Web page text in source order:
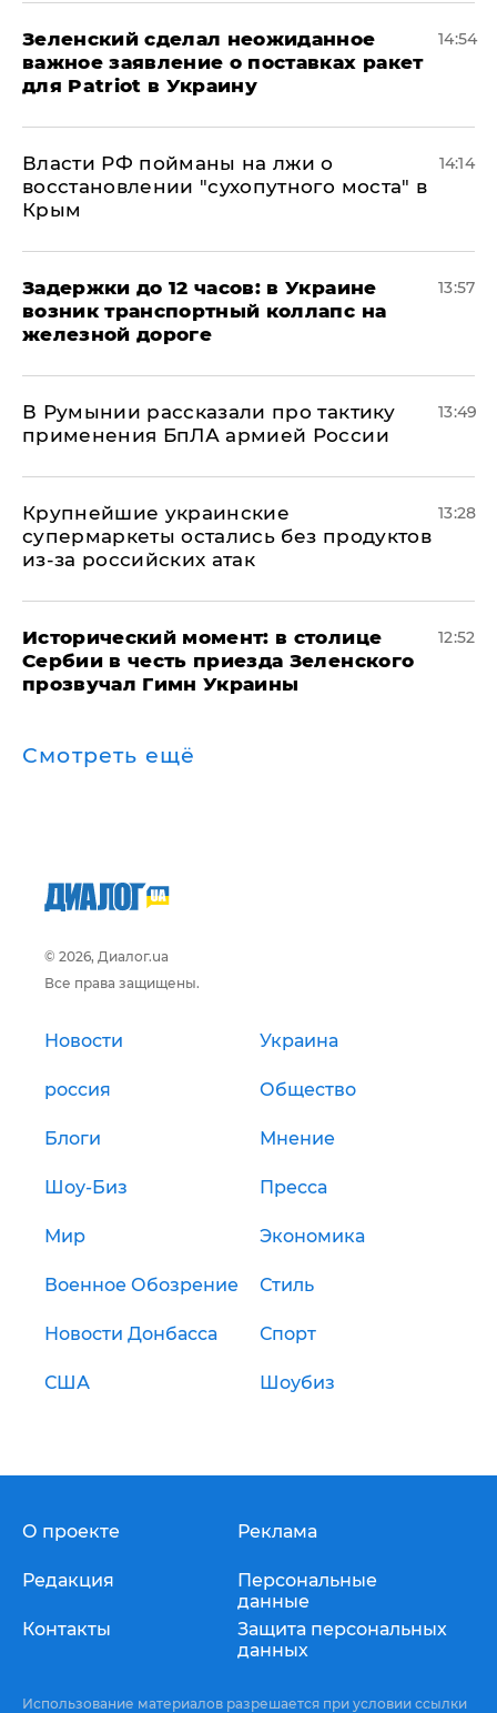
Зеленский сделал неожиданное
важное заявление о поставках ракет
для Patriot в Украину
14:54
Власти РФ пойманы на лжи о
восстановлении "сухопутного моста" в
Крым
14:14
Задержки до 12 часов: в Украине
возник транспортный коллапс на
железной дороге
13:57
В Румынии рассказали про тактику
применения БпЛА армией России
13:49
Крупнейшие украинские
супермаркеты остались без продуктов
из-за российских атак
13:28
Исторический момент: в столице
Сербии в честь приезда Зеленского
прозвучал Гимн Украины
12:52
Смотреть ещё
© 2026, Диалог.ua
Все права защищены.
Новости Украина
россия Общество
Блоги Мнение
Шоу-Биз Пресса
Мир Экономика
Военное Обозрение Стиль
Новости Донбасса Спорт
США Шоубиз
О проекте
Редакция
Контакты
Реклама
Персональные
данные
Защита персональных
данных
Использование материалов разрешается при условии ссылки